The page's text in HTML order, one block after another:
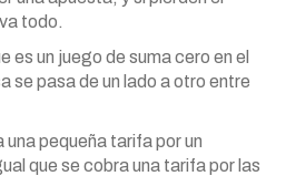
todo.
es un juego de suma cero en el
se pasa de un lado a otro entre
pequeña tarifa por un
que se cobra una tarifa por las